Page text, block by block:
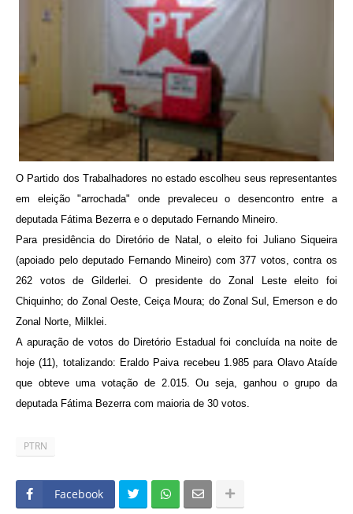
O Partido dos Trabalhadores no estado escolheu seus representantes
em eleição "arrochada" onde prevaleceu o desencontro entre a
deputada Fátima Bezerra e o deputado Fernando Mineiro.
Para presidência do Diretório de Natal, o eleito foi Juliano Siqueira
(apoiado pelo deputado Fernando Mineiro) com 377 votos, contra os
262 votos de Gilderlei. O presidente do Zonal Leste eleito foi
Chiquinho; do Zonal Oeste, Ceiça Moura; do Zonal Sul, Emerson e do
Zonal Norte, Milklei.
A apuração de votos do Diretório Estadual foi concluída na noite de
hoje (11), totalizando: Eraldo Paiva recebeu 1.985 para Olavo Ataíde
que obteve uma votação de 2.015. Ou seja, ganhou o grupo da
deputada Fátima Bezerra com maioria de 30 votos.
PTRN
Facebook